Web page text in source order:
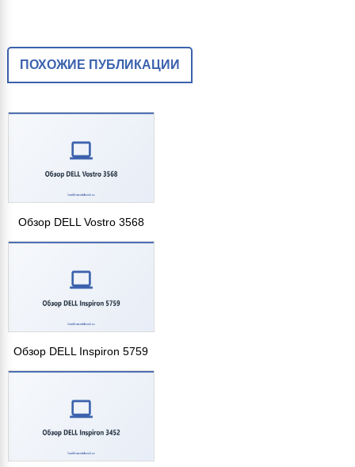
ПОХОЖИЕ ПУБЛИКАЦИИ
Обзор DELL Vostro 3568
Обзор DELL Inspiron 5759